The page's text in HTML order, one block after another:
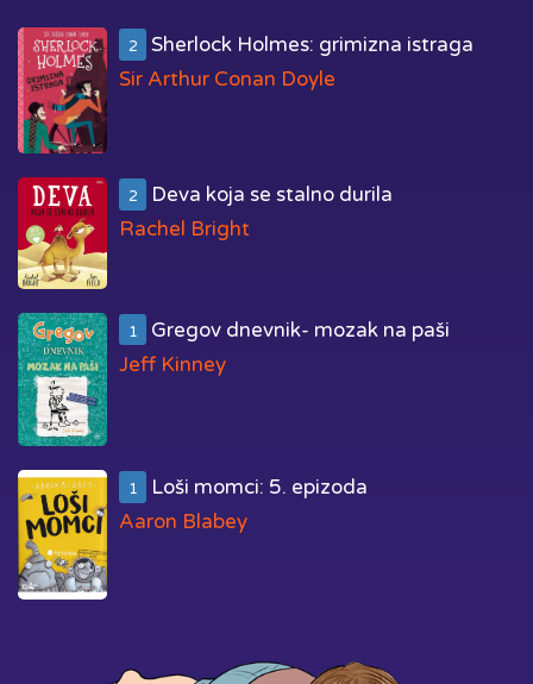
2
Sherlock Holmes: grimizna istraga
Sir Arthur Conan Doyle
2
Deva koja se stalno durila
Rachel Bright
1
Gregov dnevnik- mozak na paši
Jeff Kinney
1
Loši momci: 5. epizoda
Aaron Blabey